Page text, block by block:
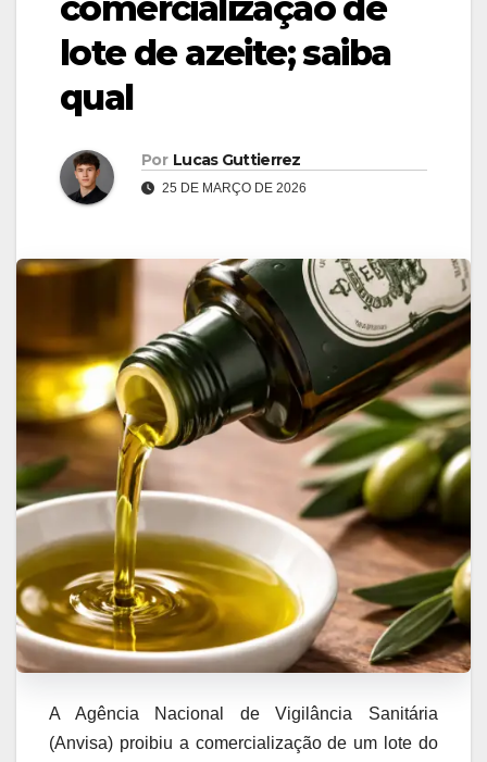
lote de azeite; saiba
qual
Por Lucas Guttierrez
25 DE MARÇO DE 2026
A Agência Nacional de Vigilância Sanitária
(Anvisa) proibiu a comercialização de um lote do